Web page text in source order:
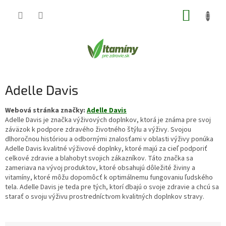
Adelle Davis
Webová stránka značky: Adelle Davis
Adelle Davis je značka výživových doplnkov, ktorá je známa pre svoj
záväzok k podpore zdravého životného štýlu a výživy. Svojou
dlhoročnou históriou a odbornými znalosťami v oblasti výživy ponúka
Adelle Davis kvalitné výživové doplnky, ktoré majú za cieľ podporiť
celkové zdravie a blahobyt svojich zákazníkov. Táto značka sa
zameriava na vývoj produktov, ktoré obsahujú dôležité živiny a
vitamíny, ktoré môžu dopomôcť k optimálnemu fungovaniu ľudského
tela. Adelle Davis je teda pre tých, ktorí dbajú o svoje zdravie a chcú sa
starať o svoju výživu prostredníctvom kvalitných doplnkov stravy.